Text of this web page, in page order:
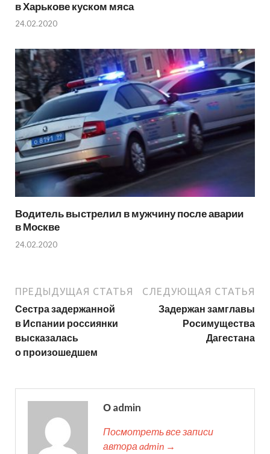
в Харькове куском мяса
24.02.2020
Водитель выстрелил в мужчину после аварии
в Москве
24.02.2020
ПРЕДЫДУЩАЯ СТАТЬЯ
Сестра задержанной
в Испании россиянки
высказалась
о произошедшем
СЛЕДУЮЩАЯ СТАТЬЯ
Задержан замглавы
Росимущества
Дагестана
О admin
Посмотреть все записи
автора admin →